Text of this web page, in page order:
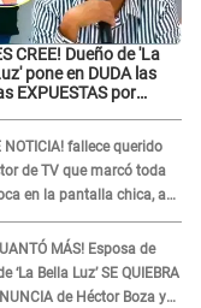
CREE! Dueño de 'La
pone en DUDA las
EXPUESTAS por
NOTICIA! fallece querido
de TV que marcó toda
en la pantalla chica, así
adiós
MÁS! Esposa de
‘La Bella Luz’ SE QUIEBRA
de Héctor Boza y